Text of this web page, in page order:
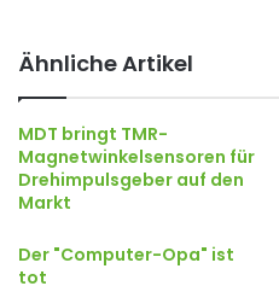
Ähnliche Artikel
MDT bringt TMR-
Magnetwinkelsensoren für
Drehimpulsgeber auf den
Markt
Der "Computer-Opa" ist
tot